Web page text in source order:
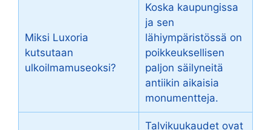
Miksi Luxoria
kutsutaan
ulkoilmamuseoksi?
Koska kaupungissa
ja sen
lähiympäristössä on
poikkeuksellisen
paljon säilyneitä
antiikin aikaisia
monumentteja.
Talvikuukaudet ovat